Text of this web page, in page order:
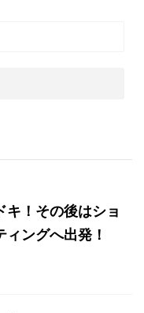
キ！その後はショ
ィングへ出発！